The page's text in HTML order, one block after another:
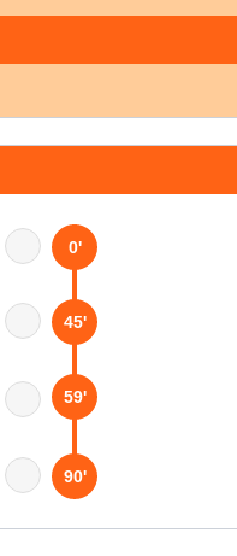
0'
45'
59'
90'